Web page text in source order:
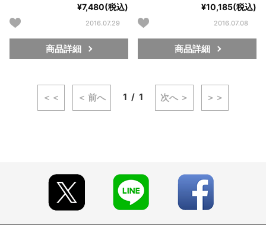
¥7,480(税込)
2016.07.29
商品詳細
¥10,185(税込)
2016.07.08
商品詳細
＜＜ ＜ 前へ 1 1 次へ ＞ ＞＞